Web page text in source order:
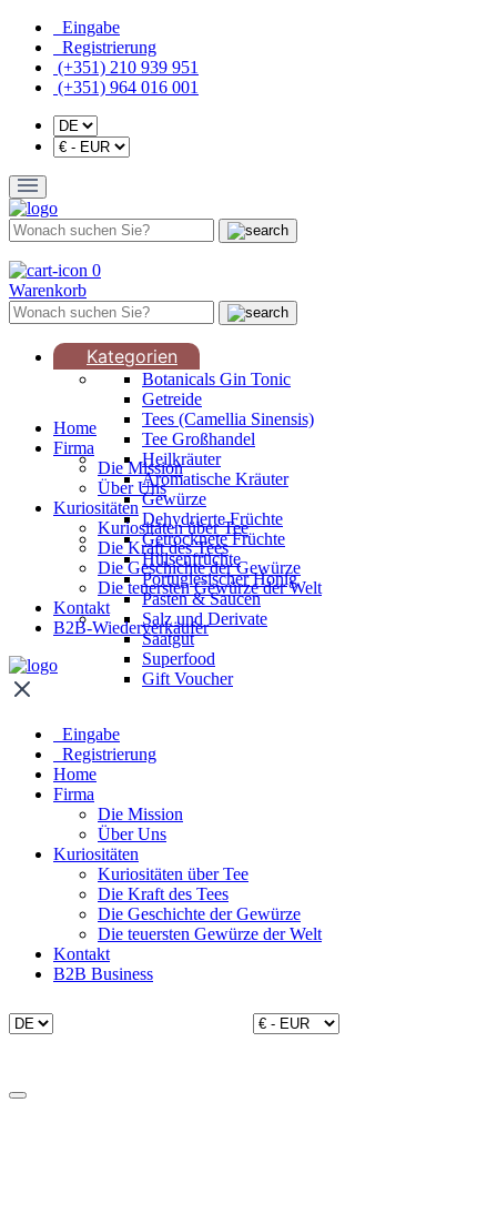
Eingabe
Registrierung
(+351) 210 939 951
(+351) 964 016 001
0
Warenkorb
Kategorien
Botanicals Gin Tonic
Getreide
Tees (Camellia Sinensis)
Tee Großhandel
Heilkräuter
Aromatische Kräuter
Gewürze
Dehydrierte Früchte
Getrocknete Früchte
Hülsenfrüchte
Portugiesischer Honig
Pasten & Saucen
Salz und Derivate
Saatgut
Superfood
Gift Voucher
Home
Firma
Die Mission
Über Uns
Kuriositäten
Kuriositäten über Tee
Die Kraft des Tees
Die Geschichte der Gewürze
Die teuersten Gewürze der Welt
Kontakt
B2B-Wiederverkäufer
Eingabe
Registrierung
Home
Firma
Die Mission
Über Uns
Kuriositäten
Kuriositäten über Tee
Die Kraft des Tees
Die Geschichte der Gewürze
Die teuersten Gewürze der Welt
Kontakt
B2B Business